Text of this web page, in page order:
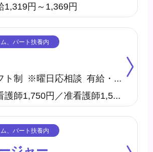
1,319円～1,369円